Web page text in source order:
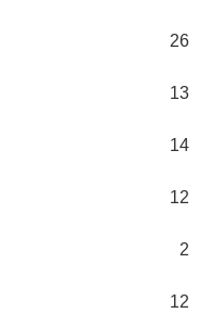
26
13
14
12
2
12